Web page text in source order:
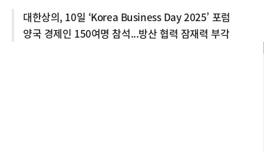
대한상의, 10일 ‘Korea Business Day 2025’ 포럼
양국 경제인 150여명 참석...방산 협력 잠재력 부각